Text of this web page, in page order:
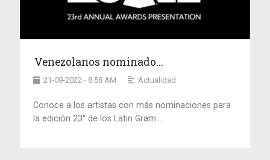
Venezolanos nominado...
21-09-2022 - 8:58 AM Actualidad
Conoce a los artistas con más nominaciones para
la edición 23° de los Latin Gram...